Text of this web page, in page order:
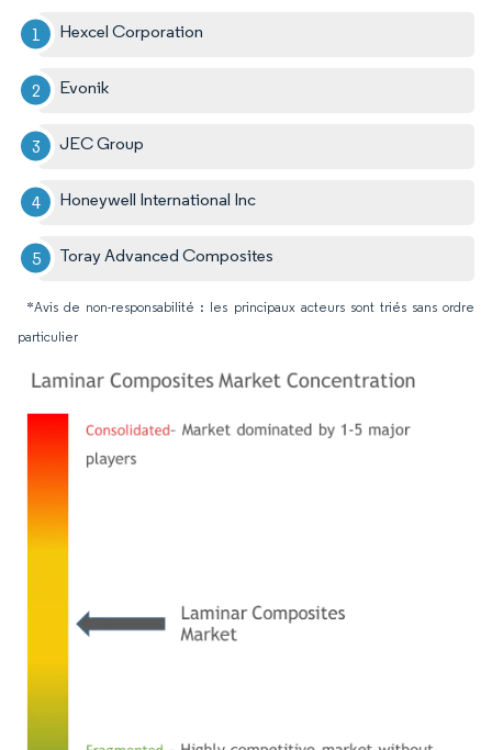
Hexcel Corporation
Evonik
JEC Group
Honeywell International Inc
Toray Advanced Composites
*Avis de non-responsabilité : les principaux acteurs sont triés sans ordre
particulier